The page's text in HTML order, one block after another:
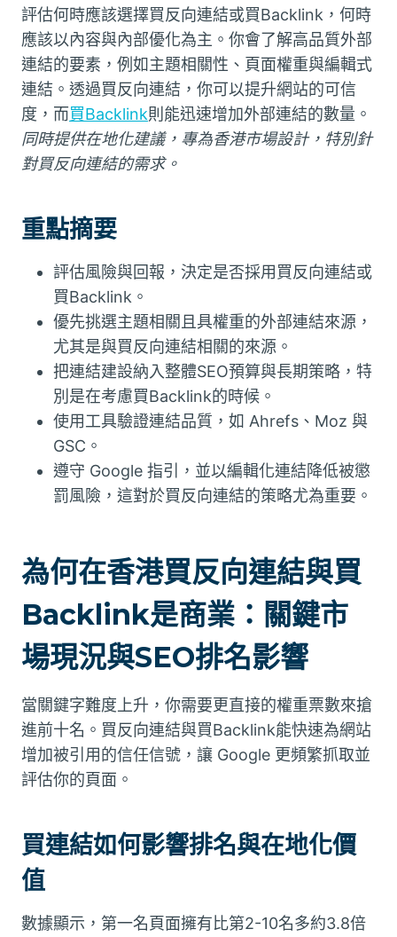
評估何時應該選擇買反向連結或買Backlink，何時
應該以內容與內部優化為主。你會了解高品質外部
連結的要素，例如主題相關性、頁面權重與編輯式
連結。透過買反向連結，你可以提升網站的可信
度，而買Backlink則能迅速增加外部連結的數量。
同時提供在地化建議，專為香港市場設計，特別針
對買反向連結的需求。
重點摘要
評估風險與回報，決定是否採用買反向連結或
買Backlink。
優先挑選主題相關且具權重的外部連結來源，
尤其是與買反向連結相關的來源。
把連結建設納入整體SEO預算與長期策略，特
別是在考慮買Backlink的時候。
使用工具驗證連結品質，如 Ahrefs、Moz 與
GSC。
遵守 Google 指引，並以編輯化連結降低被懲
罰風險，這對於買反向連結的策略尤為重要。
為何在香港買反向連結與買
Backlink是商業：關鍵市
場現況與SEO排名影響
當關鍵字難度上升，你需要更直接的權重票數來搶
進前十名。買反向連結與買Backlink能快速為網站
增加被引用的信任信號，讓 Google 更頻繁抓取並
評估你的頁面。
買連結如何影響排名與在地化價
值
數據顯示，第一名頁面擁有比第2-10名多約3.8倍